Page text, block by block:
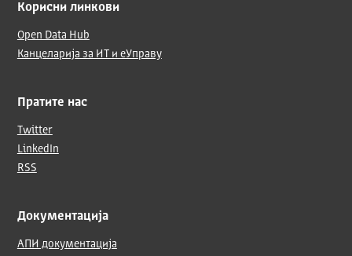
Корисни линкови
Open Data Hub
Канцеларија за ИТ и еУправу
Пратите нас
Twitter
LinkedIn
RSS
Документација
АПИ документација